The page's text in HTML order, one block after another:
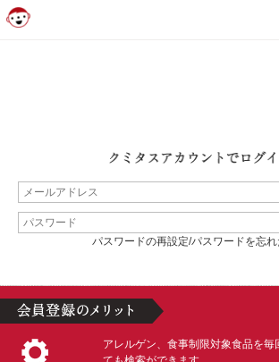
パスワードの再設定/パスワードを忘れ
アレルゲン、食事制限対象食品を毎